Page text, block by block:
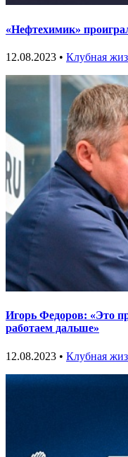
«Нефтехимик»
12.08.2023 • Клубная
Игорь Федоров: «Это
работаем дальше»
12.08.2023 • Клубная